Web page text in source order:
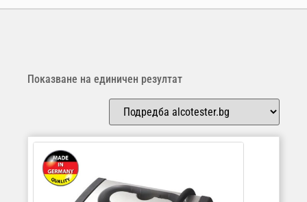
Показване на единичен резултат